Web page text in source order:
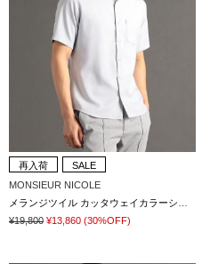
再入荷
SALE
MONSIEUR NICOLE
¥19,800 ¥13,860 (30%OFF)